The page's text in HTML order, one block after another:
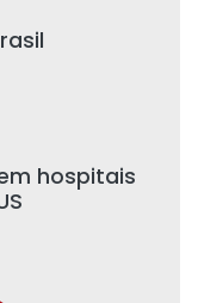
hospitais